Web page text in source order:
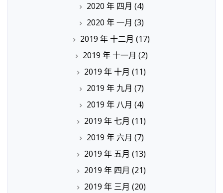
2020 年 四月 (4)
2020 年 一月 (3)
2019 年 十二月 (17)
2019 年 十一月 (2)
2019 年 十月 (11)
2019 年 九月 (7)
2019 年 八月 (4)
2019 年 七月 (11)
2019 年 六月 (7)
2019 年 五月 (13)
2019 年 四月 (21)
2019 年 三月 (20)